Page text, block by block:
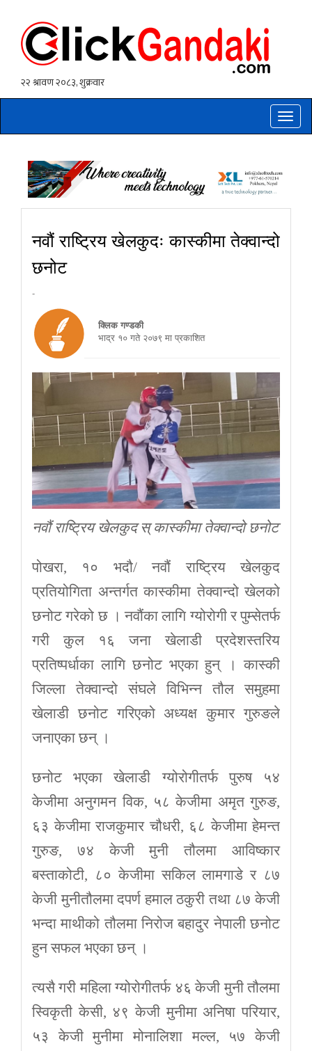
Toggle
नवौं राष्ट्रिय खेलकुदः कास्कीमा तेक्वान्दो
छनोट
-
क्लिक गण्डकी
भाद्र १० गते २०७९ मा प्रकाशित
नवौं राष्ट्रिय खेलकुद स् कास्कीमा तेक्वान्दो छनोट
पोखरा, १० भदौ/ नवौं राष्ट्रिय खेलकुद
प्रतियोगिता अन्तर्गत कास्कीमा तेक्वान्दो खेलको
छनोट गरेको छ । नवौंका लागि ग्योरोगी र पुम्सेतर्फ
गरी कुल १६ जना खेलाडी प्रदेशस्तरिय
प्रतिष्पर्धाका लागि छनोट भएका हुन् । कास्की
जिल्ला तेक्वान्दो संघले विभिन्न तौल समुहमा
खेलाडी छनोट गरिएको अध्यक्ष कुमार गुरुङले
जनाएका छन् ।
छनोट भएका खेलाडी ग्योरोगीतर्फ पुरुष ५४
केजीमा अनुगमन विक, ५८ केजीमा अमृत गुरुङ,
६३ केजीमा राजकुमार चौधरी, ६८ केजीमा हेमन्त
गुरुङ, ७४ केजी मुनी तौलमा आविष्कार
बस्ताकोटी, ८० केजीमा सकिल लामगाडे र ८७
केजी मुनीतौलमा दपर्ण हमाल ठकुरी तथा ८७ केजी
भन्दा माथीको तौलमा निरोज बहादुर नेपाली छनोट
हुन सफल भएका छन् ।
त्यसै गरी महिला ग्योरोगीतर्फ ४६ केजी मुनी तौलमा
स्विकृती केसी, ४९ केजी मुनीमा अनिषा परियार,
५३ केजी मुनीमा मोनालिशा मल्ल, ५७ केजी